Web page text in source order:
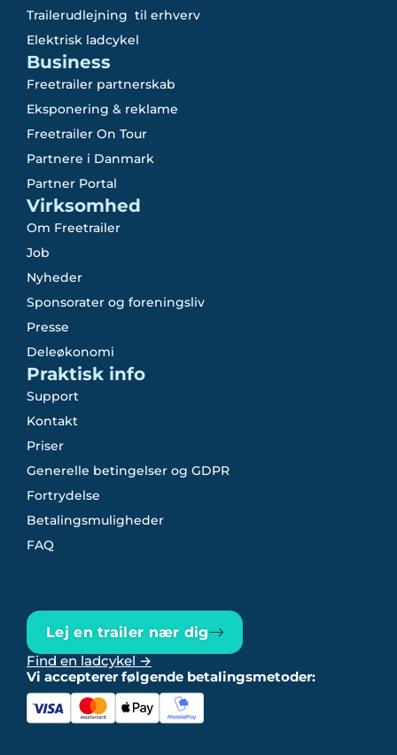
Trailerudlejning til erhverv
Elektrisk ladcykel
Business
Freetrailer partnerskab
Eksponering & reklame
Freetrailer On Tour
Partnere i Danmark
Partner Portal
Virksomhed
Om Freetrailer
Job
Nyheder
Sponsorater og foreningsliv
Presse
Deleøkonomi
Praktisk info
Support
Kontakt
Priser
Generelle betingelser og GDPR
Fortrydelse
Betalingsmuligheder
FAQ
Lej en trailer nær dig
Find en ladcykel →
Vi accepterer følgende betalingsmetoder: